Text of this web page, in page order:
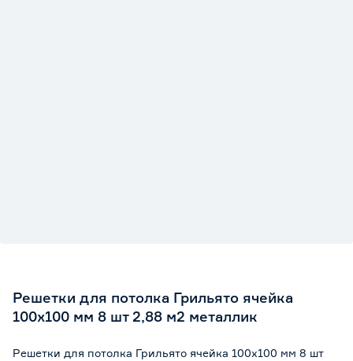
Решетки для потолка Грильято ячейка
100х100 мм 8 шт 2,88 м2 металлик
Решетки для потолка Грильято ячейка 100х100 мм 8 шт